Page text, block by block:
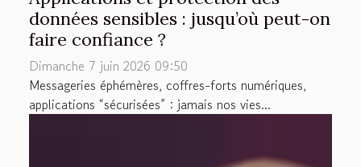
données sensibles : jusqu’où peut-on
faire confiance ?
Dimanche 7 juin 2026 09:50
Messageries éphémères, coffres-forts numériques,
applications “sécurisées” : jamais nos vies...